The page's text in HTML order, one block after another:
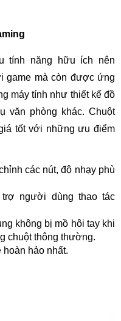
tính năng hữu ích nên
game mà còn được ứng
máy tính như thiết kế đồ
văn phòng khác. Chuột
tốt với những ưu điểm
các nút, độ nhạy phù
người dùng thao tác
không bị mồ hôi tay khi
chuột thông thường.
hảo nhất.